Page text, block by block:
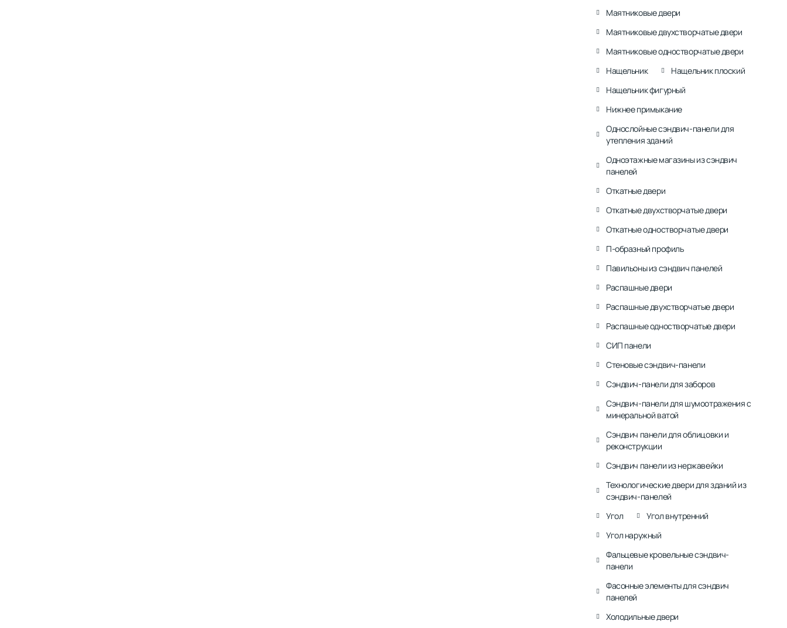
Маятниковые двери
Маятниковые двухстворчатые двери
Маятниковые одностворчатые двери
Нащельник
Нащельник плоский
Нащельник фигурный
Нижнее примыкание
Однослойные сэндвич-панели для
утепления зданий
Одноэтажные магазины из сэндвич
панелей
Откатные двери
Откатные двухстворчатые двери
Откатные одностворчатые двери
П-образный профиль
Павильоны из сэндвич панелей
Распашные двери
Распашные двухстворчатые двери
Распашные одностворчатые двери
СИП панели
Стеновые сэндвич-панели
Сэндвич-панели для заборов
Сэндвич-панели для шумоотражения с
минеральной ватой
Сэндвич панели для облицовки и
реконструкции
Сэндвич панели из нержавейки
Технологические двери для зданий из
сэндвич-панелей
Угол
Угол внутренний
Угол наружный
Фальцевые кровельные сэндвич-
панели
Фасонные элементы для сэндвич
панелей
Холодильные двери